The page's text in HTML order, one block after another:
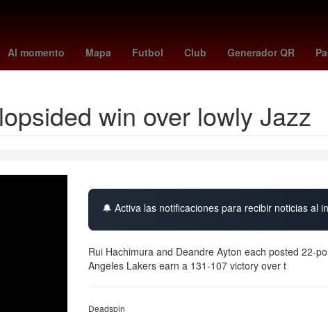
Al momento Mapa Futbol Club Generador QR
braves Juegos Centroamericanos y del Caribe Detroit Pistons
win over lowly Jazz
🔔 Activa las notificaciones para recibir noticias al
Rui Hachimura and Deandre Ayton each posted 22-
Angeles Lakers earn a 131-107 victory over t
Deadspin